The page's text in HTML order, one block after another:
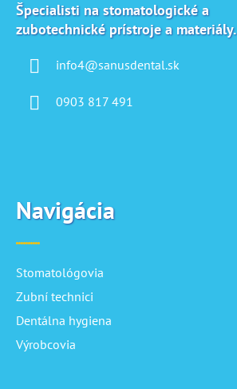
Špecialisti na stomatologické a
zubotechnické prístroje a materiály.
info4@sanusdental.sk
0903 817 491
Navigácia
Stomatológovia
Zubní technici
Dentálna hygiena
Výrobcovia